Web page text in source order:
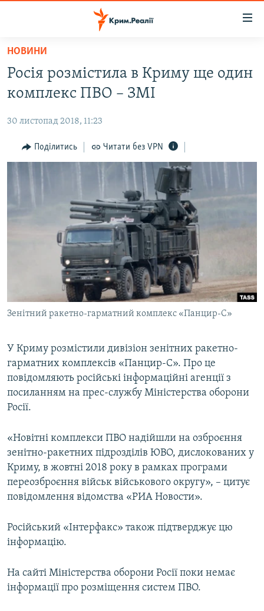
Перейти
основного
матеріалу
до
навігації
Перейти
ВОДА.КРИМ
ПОЛІТИКА
БЛОГИ
СПЕЦПРОЕКТИ
ДЕПОРТАЦІЯ
ВІДЕОУРОКИ «ELIFBE»
СВІДЧЕННЯ ОКУПАЦІЇ
УКРАЇНСЬКА ПРОБЛЕМА КРИМУ
ЯК ОБІЙТИ БЛОКУВАННЯ
Qırımtatar
Усі сайти RFE/RL
НОВИНИ
Росія розмістила в Криму ще один
комплекс ПВО – ЗМІ
30 листопад 2018, 11:23
Поділитись Читати без VPN
Зенітний ракетно-гарматний комплекс «Панцир-С»
У Криму розмістили дивізіон зенітних ракетно-
гарматних комплексів «Панцир-С». Про це
повідомляють російські інформаційні агенції з
посиланням на прес-службу Міністерства оборони
Росії.
«Новітні комплекси ПВО надійшли на озброєння
зенітно-ракетних підрозділів ЮВО, дислокованих у
Криму, в жовтні 2018 року в рамках програми
переозброєння військ військового округу», – цитує
повідомлення відомства «РИА Новости».
Російський «Інтерфакс» також підтверджує цю
інформацію.
На сайті Міністерства оборони Росії поки немає
інформації про розміщення систем ПВО.